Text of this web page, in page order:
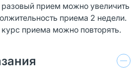
прием можно увеличить
приема 2 недели.
приема можно повторять.